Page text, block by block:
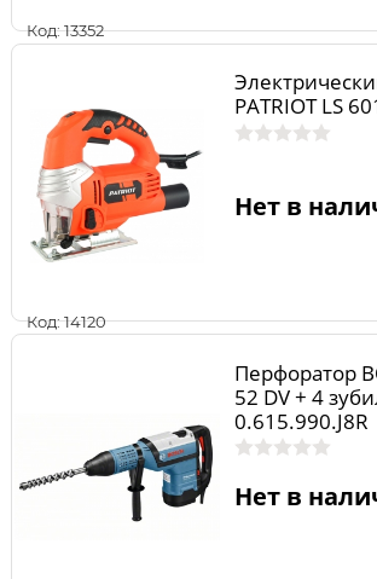
Код: 13352
Код: 14120
PATRIOT LS
Нет в
Перфоратор
52 DV + 4
0.615.990.J8R
Нет в